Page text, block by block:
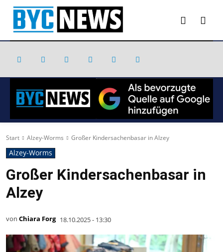
Start Alzey-Worms Großer Kindersachenbasar in Alzey
Alzey-Worms
Großer Kindersachenbasar in
Alzey
von Chiara Forg 18.10.2025 - 13:30